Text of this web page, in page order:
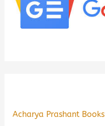
Acharya Prashant Books